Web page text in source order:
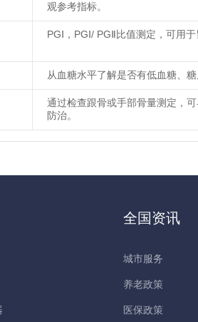
观参考指标。
PGⅠ，PGⅠ/ PGⅡ比值测定，可用
从血糖水平了解是否有低血糖、
通过检查跟骨或手部骨量测定，
防治。
全国资讯
城市服务
养老政策
医保政策